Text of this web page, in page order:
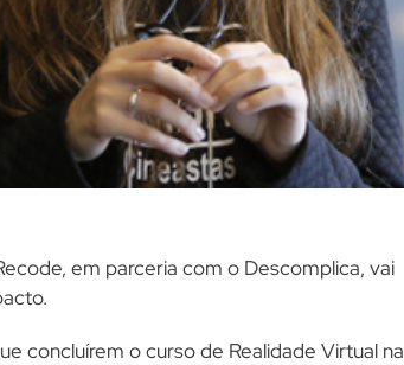
em parceria com o Descomplica, vai
concluírem o curso de Realidade Virtual na